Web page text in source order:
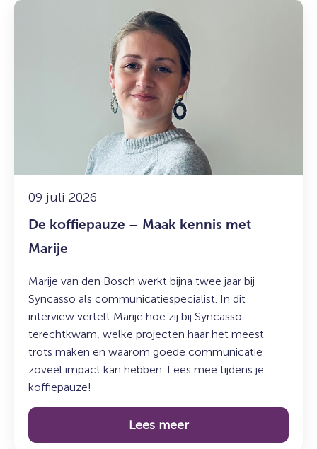
09 juli 2026
De koffiepauze – Maak kennis met
Marije
Marije van den Bosch werkt bijna twee jaar bij
Syncasso als communicatiespecialist. In dit
interview vertelt Marije hoe zij bij Syncasso
terechtkwam, welke projecten haar het meest
trots maken en waarom goede communicatie
zoveel impact kan hebben. Lees mee tijdens je
koffiepauze!
Lees meer
Lees